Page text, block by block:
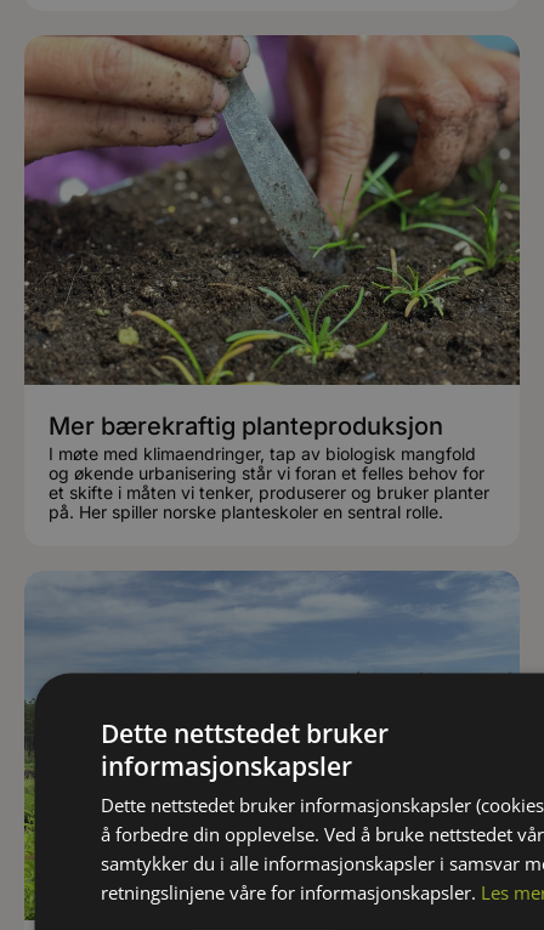
Mer bærekraftig planteproduksjon
I møte med klimaendringer, tap av biologisk mangfold
og økende urbanisering står vi foran et felles behov for
et skifte i måten vi tenker, produserer og bruker planter
på. Her spiller norske planteskoler en sentral rolle.
Dette nettstedet bruker
informasjonskapsler
Dette nettstedet bruker informasjonskapsler
å forbedre din opplevelse. Ved å bruke nettstedet
samtykker du i alle informasjonskapsler i samsvar
retningslinjene våre for informasjonskapsler. Les